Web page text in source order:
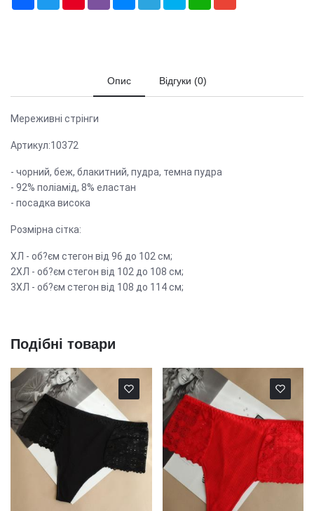
Опис Відгуки (0)
Мереживні стрінги
Артикул:10372
- чорний, беж, блакитний, пудра, темна пудра
- 92% поліамід, 8% еластан
- посадка висока
Розмірна сітка:
ХЛ - об?єм стегон від 96 до 102 см;
2ХЛ - об?єм стегон від 102 до 108 см;
3ХЛ - об?єм стегон від 108 до 114 см;
Подібні товари